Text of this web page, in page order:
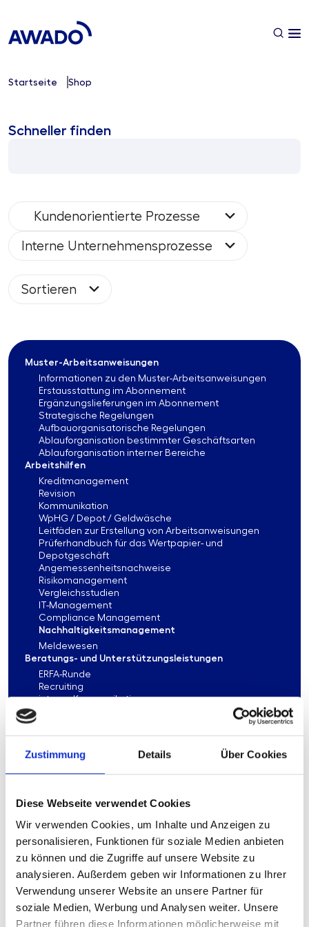
Zustimmung Details Über Cookies
Diese Webseite verwendet Cookies
Wir verwenden Cookies, um Inhalte und Anzeigen zu
personalisieren, Funktionen für soziale Medien anbieten
zu können und die Zugriffe auf unsere Website zu
analysieren. Außerdem geben wir Informationen zu Ihrer
Verwendung unserer Website an unsere Partner für
soziale Medien, Werbung und Analysen weiter. Unsere
Partner führen diese Informationen möglicherweise mit
Startseite Shop
Schneller finden
Kundenorientierte Prozesse
Interne Unternehmensprozesse
Sortieren
Muster-Arbeitsanweisungen
Informationen zu den Muster-Arbeitsanweisungen
Erstausstattung im Abonnement
Ergänzungslieferungen im Abonnement
Strategische Regelungen
Aufbauorganisatorische Regelungen
Ablauforganisation bestimmter Geschäftsarten
Ablauforganisation interner Bereiche
Arbeitshilfen
Kreditmanagement
Revision
Kommunikation
WpHG / Depot / Geldwäsche
Leitfäden zur Erstellung von Arbeitsanweisungen
Prüferhandbuch für das Wertpapier- und
Depotgeschäft
Angemessenheitsnachweise
Risikomanagement
Vergleichsstudien
IT-Management
Compliance Management
Nachhaltigkeitsmanagement
Meldewesen
Beratungs- und Unterstützungsleistungen
ERFA-Runde
Recruiting
interne Kommunikation
Arbeitsrecht
Personalführung
Change
Preisbildung
Firmenkundenvertrieb
Coaching
Fusion und Liquidation
Strategieentwicklung
Nachhaltigkeit
Controlling
Bankenaufsicht
Risikomanagement
Revision